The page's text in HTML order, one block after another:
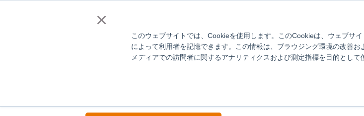
×
このウェブサイトでは、Cookieを使用します。このCookieは、ウェブサ
によって利用者を記憶できます。この情報は、ブラウジング環境の改善
メディアでの訪問者に関するアナリティクスおよび測定指標を目的として
Hear Better.Live